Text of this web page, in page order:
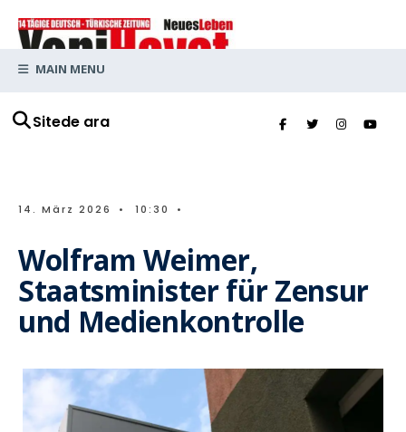
Sitede ara
MAIN MENU
14. März 2026 • 10:30 •
Wolfram Weimer,
Staatsminister für Zensur
und Medienkontrolle